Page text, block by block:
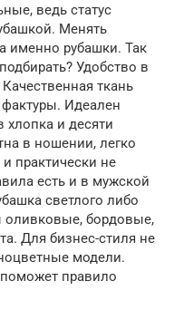
ведь статус
Менять
именно рубашки. Так
Удобство в
ткань
Идеален
хлопка и десяти
в ношении, легко
практически не
есть и в мужской
светлого либо
бордовые,
Для бизнес-стиля не
модели.
правило